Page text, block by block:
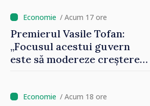
/ Acum 17 ore
Premierul Vasile Tofan:
„Focusul acestui guvern
este să modereze creșterea
/ Acum 18 ore